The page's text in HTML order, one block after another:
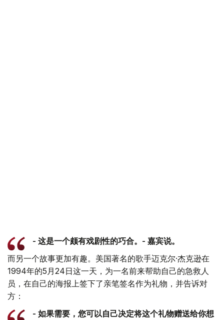
- 这是一个颇有戏剧性的巧合。- 嘉宾说。
而另一个故事更加有趣。美国著名的歌手迈克尔·杰克逊在
1994年的5月24日这一天，为一名前来帮助自己的急救人
员，在自己的海报上签下了亲笔签名作为礼物，并告诉对
方：
- 如果需要，您可以自己决定将这个礼物赠送给你想